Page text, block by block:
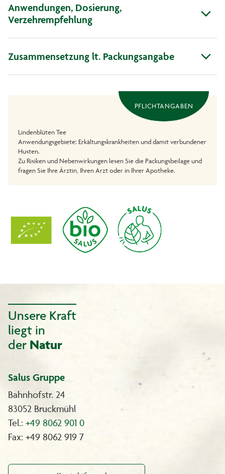
Anwendungen, Dosierung,
Verzehrempfehlung
Zusammensetzung lt. Packungsangabe
PFLICHTANGABEN
Lindenblüten Tee
Anwendungsgebiete: Erkältungskrankheiten und damit verbundener
Husten.
Zu Risiken und Nebenwirkungen lesen Sie die Packungsbeilage und
fragen Sie Ihre Ärztin, Ihren Arzt oder in Ihrer Apotheke.
Unsere Kraft
liegt in
der Natur
Salus Gruppe
Bahnhofstr. 24
83052 Bruckmühl
Tel.: +49 8062 901 0
Fax: +49 8062 919 7